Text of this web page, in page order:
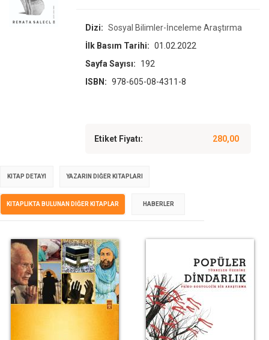
Dizi: Sosyal Bilimler-İnceleme Araştırma
İlk Basım Tarihi: 01.02.2022
Sayfa Sayısı:
192
ISBN: 978-605-08-4311-8
Etiket Fiyatı: 280,00
KITAP DETAYI YAZARIN DIĞER KITAPLARI
KITAPLIKTA BULUNAN DIĞER KITAPLAR HABERLER